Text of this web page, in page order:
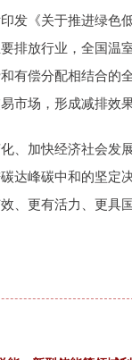
《关于推进绿色
排放行业，全国温
有偿分配相结合
市场，形成减排效
加快经济社会发
达峰碳中和的坚
、更有活力、更